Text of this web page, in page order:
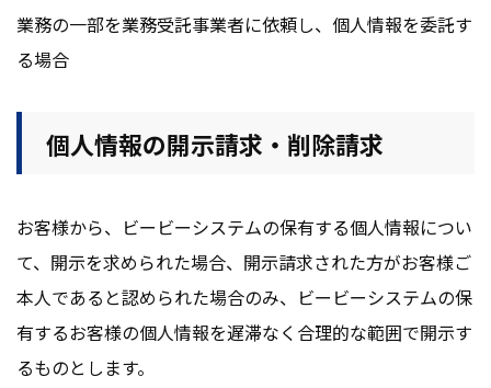
業務の一部を業務受託事業者に依頼し、個人情報を委託す
る場合
個人情報の開示請求・削除請求
お客様から、ビービーシステムの保有する個人情報につい
て、開示を求められた場合、開示請求された方がお客様ご
本人であると認められた場合のみ、ビービーシステムの保
有するお客様の個人情報を遅滞なく合理的な範囲で開示す
るものとします。